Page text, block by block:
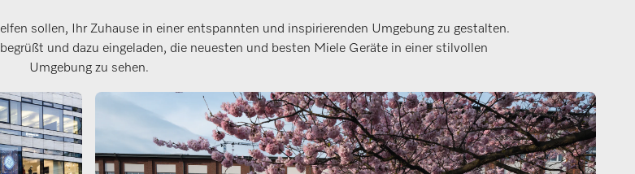
sollen, Ihr Zuhause in einer entspannten und inspirierenden Umgebung zu gestalten.
und dazu eingeladen, die neuesten und besten Miele Geräte in einer stilvollen
Umgebung zu sehen.